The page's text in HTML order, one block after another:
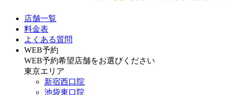
店舗一覧
料金表
よくある質問
WEB予約
WEB予約希望店舗をお選びください
東京エリア
新宿西口院
池袋東口院